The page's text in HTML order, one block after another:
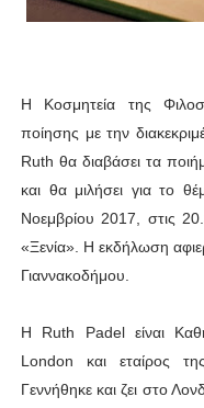
Η Κοσμητεία της
ποίησης με την
Ruth θα διαβάσει τα
και θα μιλήσει για το
Νοεμβρίου 2017, στις
«Ξενία». Η εκδήλωση
Γιαννακοδήμου.
H Ruth Padel είναι
London και εταίρος
Γεννήθηκε και ζει στο